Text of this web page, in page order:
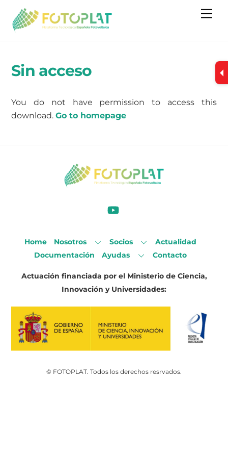
content
Sin acceso
You do not have permission to access this
download.Go to homepage
Home Nosotros Socios
Actualidad
Documentación
Ayudas Contacto
Actuación financiada por el Ministerio de Ciencia,
Innovación y Universidades:
© FOTOPLAT. Todos los derechos resrvados.